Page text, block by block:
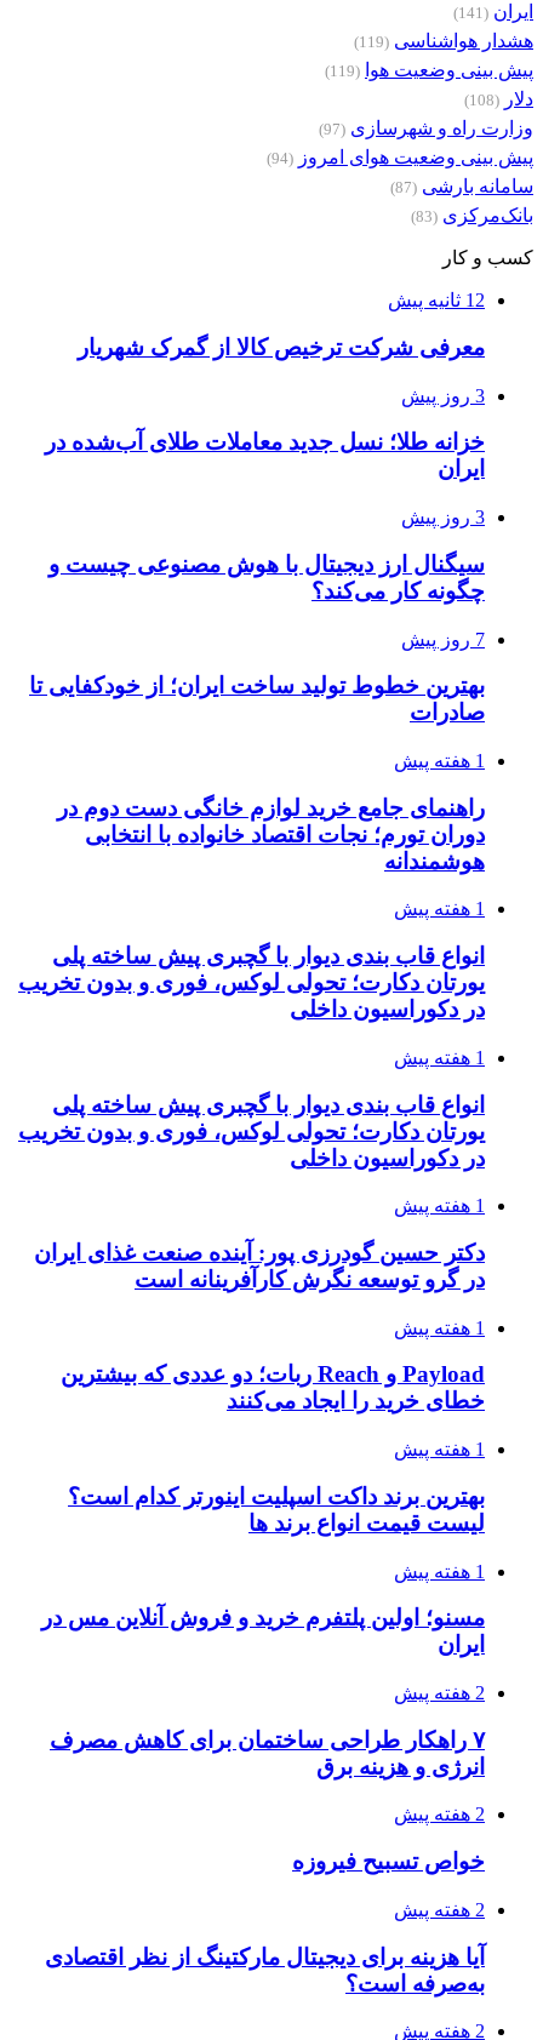
ایران (141)
هشدار هواشناسی (119)
پیش بینی وضعیت هوا (119)
دلار (108)
وزارت راه و شهرسازی (97)
پیش بینی وضعیت هوای امروز (94)
سامانه بارشی (87)
بانک‌مرکزی (83)
کسب و کار
12 ثانیه پیش
معرفی شرکت ترخیص کالا از گمرک شهریار
3 روز پیش
خزانه طلا؛ نسل جدید معاملات طلای آب‌شده در
ایران
3 روز پیش
سیگنال ارز دیجیتال با هوش مصنوعی چیست و
چگونه کار می‌کند؟
7 روز پیش
بهترین خطوط تولید ساخت ایران؛ از خودکفایی تا
صادرات
1 هفته پیش
راهنمای جامع خرید لوازم خانگی دست دوم در
دوران تورم؛ نجات اقتصاد خانواده با انتخابی
هوشمندانه
1 هفته پیش
انواع قاب بندی دیوار با گچبری پیش ساخته پلی
یورتان دکارت؛ تحولی لوکس، فوری و بدون تخریب
در دکوراسیون داخلی
1 هفته پیش
انواع قاب بندی دیوار با گچبری پیش ساخته پلی
یورتان دکارت؛ تحولی لوکس، فوری و بدون تخریب
در دکوراسیون داخلی
1 هفته پیش
دکتر حسین گودرزی پور: آینده صنعت غذای ایران
در گرو توسعه نگرش کارآفرینانه است
1 هفته پیش
Payload و Reach ربات؛ دو عددی که بیشترین
خطای خرید را ایجاد می‌کنند
1 هفته پیش
بهترین برند داکت اسپلیت اینورتر کدام است؟
لیست قیمت انواع برند ها
1 هفته پیش
مسنو؛ اولین پلتفرم خرید و فروش آنلاین مس در
ایران
2 هفته پیش
۷ راهکار طراحی ساختمان برای کاهش مصرف
انرژی و هزینه برق
2 هفته پیش
خواص تسبیح فیروزه
2 هفته پیش
آیا هزینه برای دیجیتال مارکتینگ از نظر اقتصادی
به‌صرفه است؟
2 هفته پیش